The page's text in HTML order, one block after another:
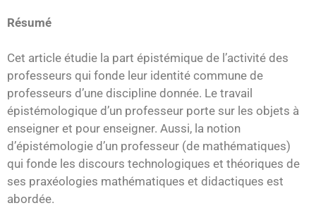
Résumé
Cet article étudie la part épistémique de l’activité des
professeurs qui fonde leur identité commune de
professeurs d’une discipline donnée. Le travail
épistémologique d’un professeur porte sur les objets à
enseigner et pour enseigner. Aussi, la notion
d’épistémologie d’un professeur (de mathématiques)
qui fonde les discours technologiques et théoriques de
ses praxéologies mathématiques et didactiques est
abordée.